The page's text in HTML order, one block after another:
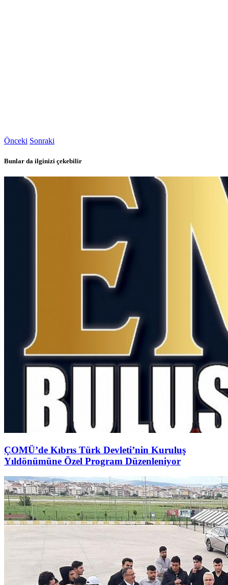
Önceki Sonraki
Bunlar da ilginizi çekebilir
ÇOMÜ’de Kıbrıs Türk Devleti’nin Kuruluş
Yıldönümüne Özel Program Düzenleniyor